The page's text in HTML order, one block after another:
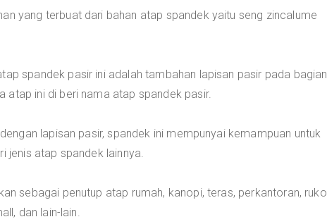
yang terbuat dari bahan atap spandek yaitu seng zincalume
spandek pasir ini adalah tambahan lapisan pasir pada bagian
atap ini di beri nama atap spandek pasir.
lapisan pasir, spandek ini mempunyai kemampuan untuk
jenis atap spandek lainnya.
sebagai penutup atap rumah, kanopi, teras, perkantoran, ruko
dan lain-lain.